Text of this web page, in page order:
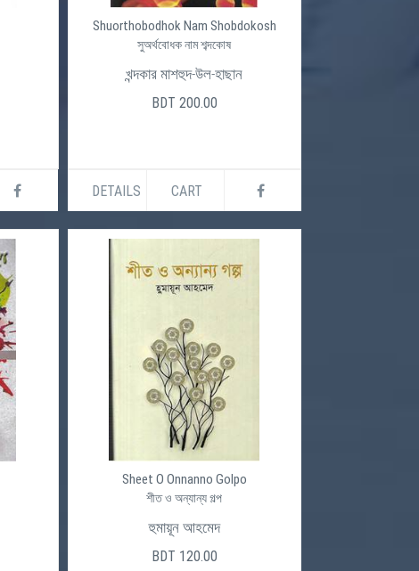
Shuorthobodhok Nam Shobdokosh
সুঅর্থবোধক নাম শব্দকোষ
খন্দকার মাশহুদ-উল-হাছান
BDT 200.00
DETAILS CART
Sheet O Onnanno Golpo
শীত ও অন্যান্য গল্প
হুমায়ূন আহমেদ
BDT 120.00